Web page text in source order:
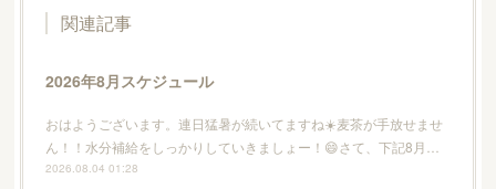
関連記事
2026年8月スケジュール
おはようございます。連日猛暑が続いてますね☀️麦茶が手放せませ
ん！！水分補給をしっかりしていきましょー！😄さて、下記8月…
2026.08.04 01:28